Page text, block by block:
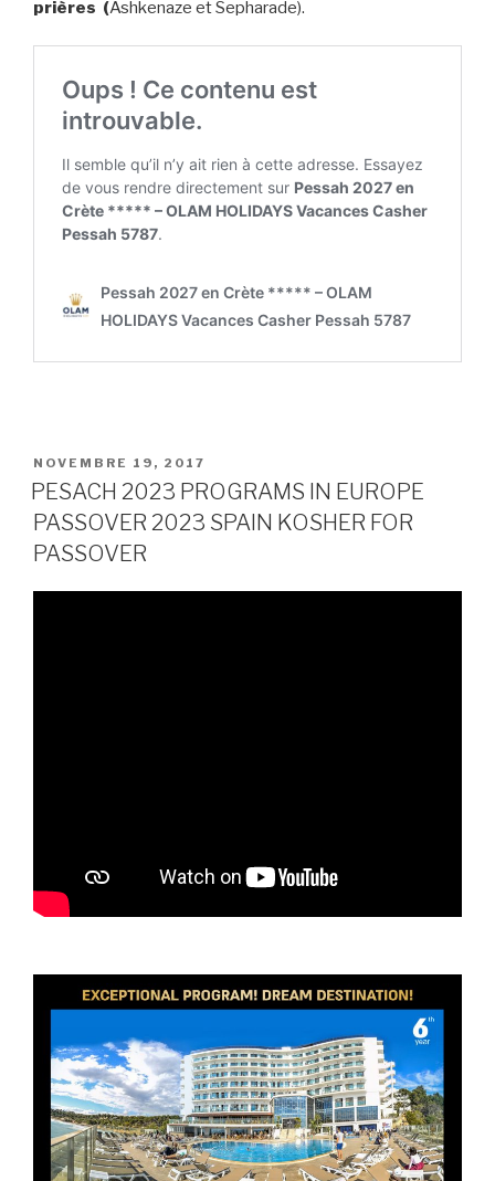
prières (Ashkenaze et Sepharade).
PUBLIÉ
LE
NOVEMBRE 19, 2017
PESACH 2023 PROGRAMS IN EUROPE
PASSOVER 2023 SPAIN KOSHER FOR
PASSOVER